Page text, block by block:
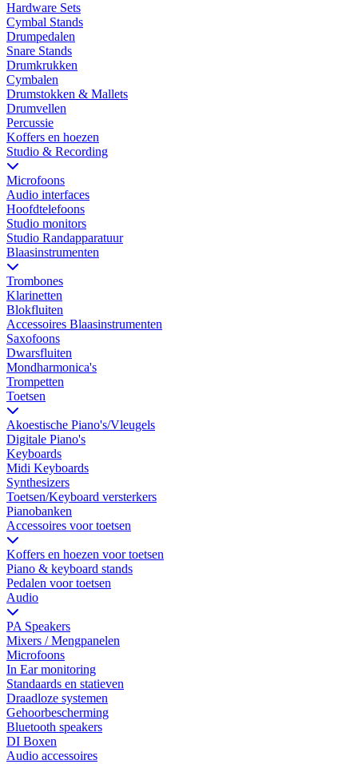
Hardware Sets
Cymbal Stands
Drumpedalen
Snare Stands
Drumkrukken
Cymbalen
Drumstokken & Mallets
Drumvellen
Percussie
Koffers en hoezen
Studio & Recording
Microfoons
Audio interfaces
Hoofdtelefoons
Studio monitors
Studio Randapparatuur
Blaasinstrumenten
Trombones
Klarinetten
Blokfluiten
Accessoires Blaasinstrumenten
Saxofoons
Dwarsfluiten
Mondharmonica's
Trompetten
Toetsen
Akoestische Piano's/Vleugels
Digitale Piano's
Keyboards
Midi Keyboards
Synthesizers
Toetsen/Keyboard versterkers
Pianobanken
Accessoires voor toetsen
Koffers en hoezen voor toetsen
Piano & keyboard stands
Pedalen voor toetsen
Audio
PA Speakers
Mixers / Mengpanelen
Microfoons
In Ear monitoring
Standaards en statieven
Draadloze systemen
Gehoorbescherming
Bluetooth speakers
DI Boxen
Audio accessoires